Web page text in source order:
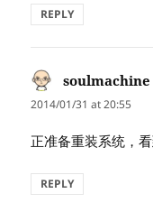
REPLY
soulmachine
2014/01/31 at 20:55
正准备重装系统，
REPLY